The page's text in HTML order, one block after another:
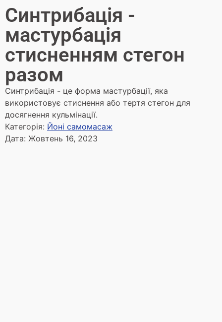
Синтрибація -
мастурбація
стисненням стегон
разом
Синтрибація - це форма мастурбації, яка
використовує стиснення або тертя стегон для
досягнення кульмінації.
Категорія: Йоні самомасаж
Дата: Жовтень 16, 2023